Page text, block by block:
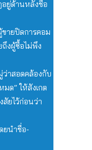
ยู่ด้านหลังชื่อ
ขายปิดการคอม
งผู้ซื้อไม่พึง
ว่าสอดคล้องกับ
มด” ให้สังเกต
สัยไว้ก่อนว่า
ยนำชื่อ-